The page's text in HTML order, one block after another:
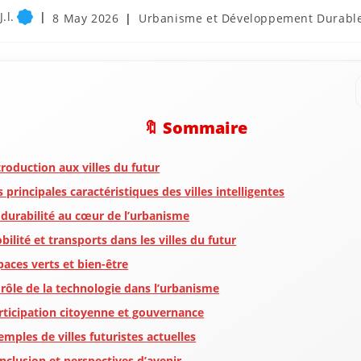
Post
8 May 2026
Post
Urbanisme et Développement
🔖 Sommaire
aux villes du futur
principales caractéristiques des villes intelligentes
durabilité au cœur de l’urbanisme
et transports dans les villes du futur
verts et bien-être
de la technologie dans l’urbanisme
citoyenne et gouvernance
de villes futuristes actuelles